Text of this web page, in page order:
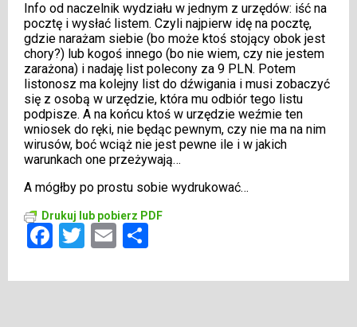
Info od naczelnik wydziału w jednym z urzędów: iść na
pocztę i wysłać listem. Czyli najpierw idę na pocztę,
gdzie narażam siebie (bo może ktoś stojący obok jest
chory?) lub kogoś innego (bo nie wiem, czy nie jestem
zarażona) i nadaję list polecony za 9 PLN. Potem
listonosz ma kolejny list do dźwigania i musi zobaczyć
się z osobą w urzędzie, która mu odbiór tego listu
podpisze. A na końcu ktoś w urzędzie weźmie ten
wniosek do ręki, nie będąc pewnym, czy nie ma na nim
wirusów, boć wciąż nie jest pewne ile i w jakich
warunkach one przeżywają…
A mógłby po prostu sobie wydrukować…
Drukuj lub pobierz PDF
Facebook
Twitter
Email